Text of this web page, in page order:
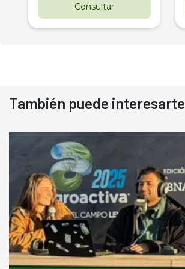
Consultar
También puede interesarte